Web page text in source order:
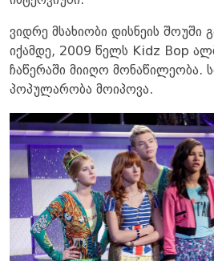
ვიდრე მსახიობი დისნეის შოუში
იქამდე, 2009 წელს Kidz Bop
ჩაწერაში მიიღო მონაწილეობა.
პოპულარობა მოიპოვა.